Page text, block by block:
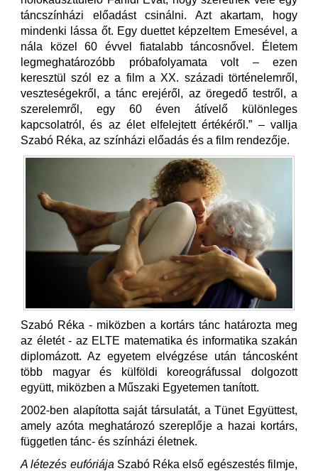
táncszínházi előadást csinálni. Azt akartam, hogy
mindenki lássa őt. Egy duettet képzeltem Emesével, a
nála közel 60 évvel fiatalabb táncosnővel. Életem
legmeghatározóbb próbafolyamata volt – ezen
keresztül szól ez a film a XX. századi történelemről,
veszteségekről, a tánc erejéről, az öregedő testről, a
szerelemről, egy 60 éven átívelő különleges
kapcsolatról, és az élet elfelejtett értékéről.” – vallja
Szabó Réka, az színházi előadás és a film rendezője.
Szabó Réka - miközben a kortárs tánc határozta meg
az életét - az ELTE matematika és informatika szakán
diplomázott. Az egyetem elvégzése után táncosként
több magyar és külföldi koreográfussal dolgozott
együtt, miközben a Műszaki Egyetemen tanított.
2002-ben alapította saját társulatát, a Tünet Együttest,
amely azóta meghatározó szereplője a hazai kortárs,
független tánc- és színházi életnek.
A létezés eufóriája Szabó Réka első egészestés filmje,